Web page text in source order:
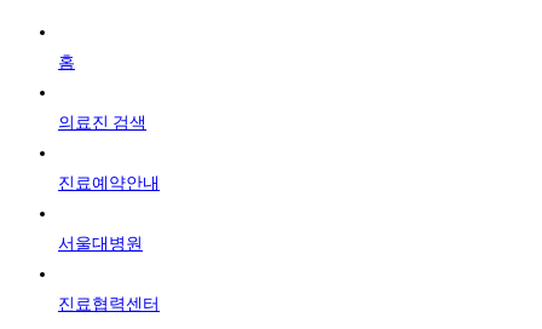
홈
의료진 검색
진료예약안내
서울대병원
진료협력센터